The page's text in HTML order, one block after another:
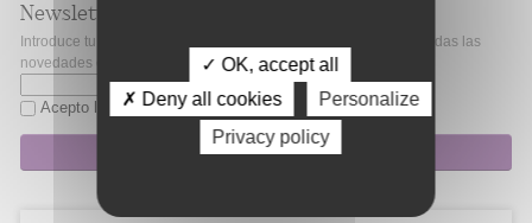
Newsletter
Introduce tu correo electrónico si quieres mantenerte al día de todas las
novedades de Fibao.
Acepto la política de privacidad
Suscripción
✓ OK, accept all
✗ Deny all cookies
Personalize
Privacy policy